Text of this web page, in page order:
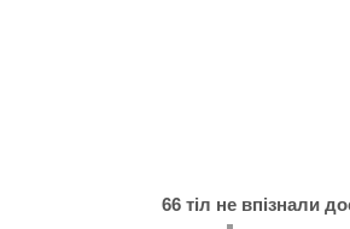
66 тіл не впізнали